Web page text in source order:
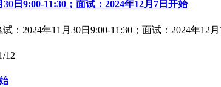
日9:00-11:30；面试：2024年12月7日开始
2024年11月30日9:00-11:30；面试：2024年12
12